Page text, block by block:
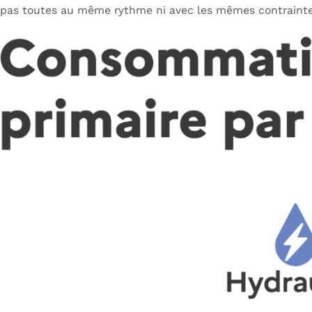
pas toutes au même rythme ni avec les mêmes